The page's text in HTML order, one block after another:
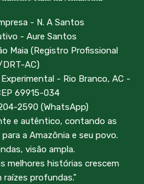
- N. A Santos
- Aure Santos
Maia (Registro Profissional
AC)
- Rio Branco, AC -
69915-034
2590 (WhatsApp)
e autêntico, contando as
a Amazônia e seu povo.
visão ampla.
melhores histórias crescem
raízes profundas."